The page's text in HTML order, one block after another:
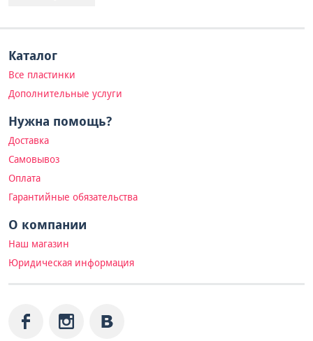
Каталог
Все пластинки
Дополнительные услуги
Нужна помощь?
Доставка
Самовывоз
Оплата
Гарантийные обязательства
О компании
Наш магазин
Юридическая информация